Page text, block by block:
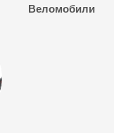
Веломобили